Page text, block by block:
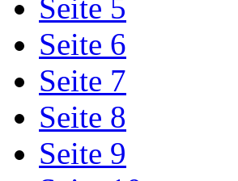
Seite 5
Seite 6
Seite 7
Seite 8
Seite 9